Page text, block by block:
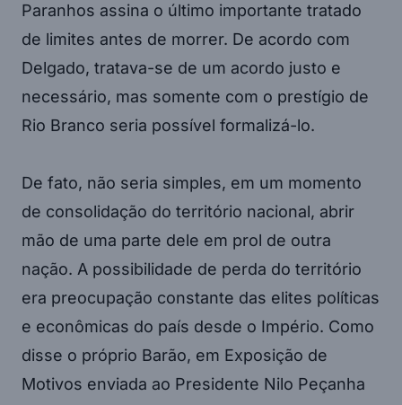
Paranhos assina o último importante tratado
de limites antes de morrer. De acordo com
Delgado, tratava-se de um acordo justo e
necessário, mas somente com o prestígio de
Rio Branco seria possível formalizá-lo.
De fato, não seria simples, em um momento
de consolidação do território nacional, abrir
mão de uma parte dele em prol de outra
nação. A possibilidade de perda do território
era preocupação constante das elites políticas
e econômicas do país desde o Império. Como
disse o próprio Barão, em Exposição de
Motivos enviada ao Presidente Nilo Peçanha